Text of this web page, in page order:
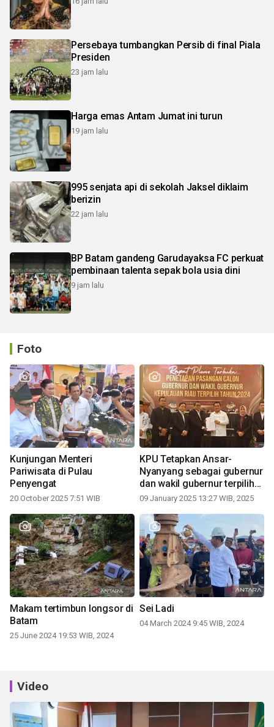
Persebaya tumbangkan Persib di final Piala
Presiden
23 jam lalu
Harga emas Antam Jumat ini turun
19 jam lalu
995 senjata api di sekolah Jaksel diklaim
berizin
22 jam lalu
BP Batam gandeng Garudayaksa FC perkuat
pembinaan talenta sepak bola usia dini
9 jam lalu
Foto
Kunjungan Menteri
Pariwisata di Pulau
Penyengat
20 October 2025 7:51 WIB
KPU Tetapkan Ansar-
Nyanyang sebagai gubernur
dan wakil gubernur terpilih
periode 2025-2030
09 January 2025 13:27 WIB, 2025
Makam tertimbun longsor di
Batam
25 June 2024 19:53 WIB, 2024
Sei Ladi
04 March 2024 9:45 WIB, 2024
Video